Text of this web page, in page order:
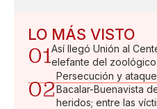
LO MÁS VISTO
01Así llegó Unión al
elefante del zoológico
02
Persecución y
Bacalar-Buenavista
heridos; entre las